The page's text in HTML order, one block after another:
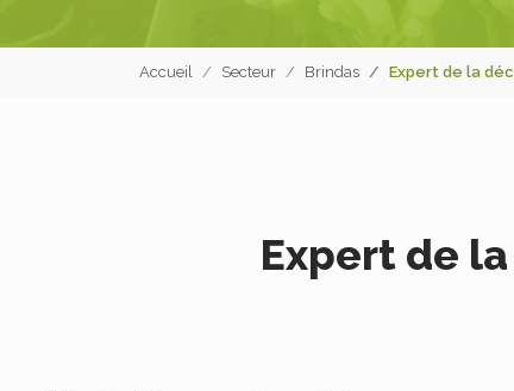
Accueil Secteur Brindas Expert de la
Expert de